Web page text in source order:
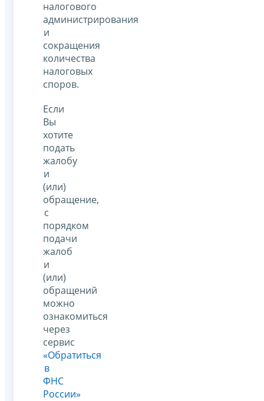
налогового
администрирования
и
сокращения
количества
налоговых
споров.
Если
Вы
хотите
подать
жалобу
и
(или)
обращение,
с
порядком
подачи
жалоб
и
(или)
обращений
можно
ознакомиться
через
сервис
«Обратиться
в
ФНС
России»